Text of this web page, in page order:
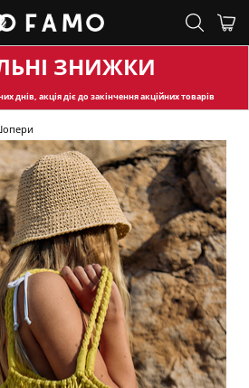
ЗНИЖКИ
днів, акція діє до закінчення акційних товарів